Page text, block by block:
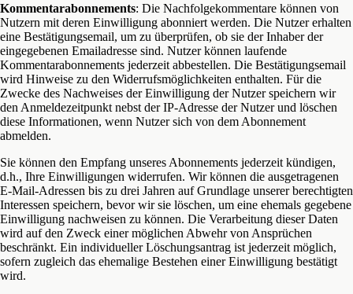
Kommentarabonnements: Die Nachfolgekommentare können von
Nutzern mit deren Einwilligung abonniert werden. Die Nutzer erhalten
eine Bestätigungsemail, um zu überprüfen, ob sie der Inhaber der
eingegebenen Emailadresse sind. Nutzer können laufende
Kommentarabonnements jederzeit abbestellen. Die Bestätigungsemail
wird Hinweise zu den Widerrufsmöglichkeiten enthalten. Für die
Zwecke des Nachweises der Einwilligung der Nutzer speichern wir
den Anmeldezeitpunkt nebst der IP-Adresse der Nutzer und löschen
diese Informationen, wenn Nutzer sich von dem Abonnement
abmelden.
Sie können den Empfang unseres Abonnements jederzeit kündigen,
d.h., Ihre Einwilligungen widerrufen. Wir können die ausgetragenen
E-Mail-Adressen bis zu drei Jahren auf Grundlage unserer berechtigten
Interessen speichern, bevor wir sie löschen, um eine ehemals gegebene
Einwilligung nachweisen zu können. Die Verarbeitung dieser Daten
wird auf den Zweck einer möglichen Abwehr von Ansprüchen
beschränkt. Ein individueller Löschungsantrag ist jederzeit möglich,
sofern zugleich das ehemalige Bestehen einer Einwilligung bestätigt
wird.